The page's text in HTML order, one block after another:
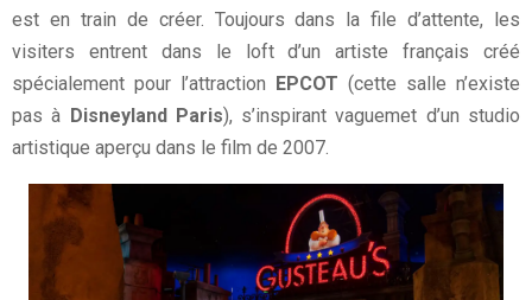
est en train de créer. Toujours dans la file d’attente, les
visiters entrent dans le loft d’un artiste français créé
spécialement pour l’attraction EPCOT (cette salle n’existe
pas à Disneyland Paris), s’inspirant vaguemet d’un studio
artistique aperçu dans le film de 2007.